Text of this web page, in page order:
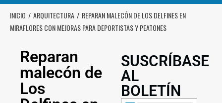
INICIO ARQUITECTURA
REPARAN MALECÓN DE LOS DELFINES EN
MIRAFLORES CON MEJORAS PARA DEPORTISTAS Y PEATONES
Reparan
malecón de
Los
SUSCRÍBASE
AL
BOLETÍN